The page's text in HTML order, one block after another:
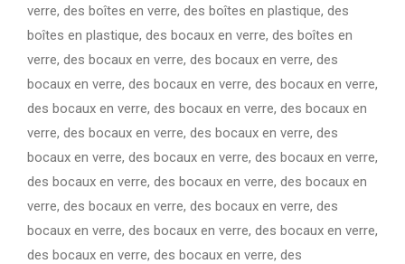
verre, des boîtes en verre, des boîtes en plastique, des
boîtes en plastique, des bocaux en verre, des boîtes en
verre, des bocaux en verre, des bocaux en verre, des
bocaux en verre, des bocaux en verre, des bocaux en verre,
des bocaux en verre, des bocaux en verre, des bocaux en
verre, des bocaux en verre, des bocaux en verre, des
bocaux en verre, des bocaux en verre, des bocaux en verre,
des bocaux en verre, des bocaux en verre, des bocaux en
verre, des bocaux en verre, des bocaux en verre, des
bocaux en verre, des bocaux en verre, des bocaux en verre,
des bocaux en verre, des bocaux en verre, des